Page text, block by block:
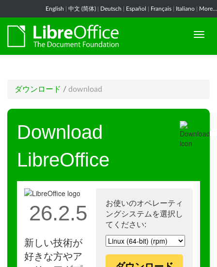
English 中文 (简体) Deutsch Español Français Italiano More...
ダウンロード / download
Download
LibreOffice
お使いのオペレーティ
ングシステムを選択し
てください:
26.2.5
新しい技術が
好きな方やア